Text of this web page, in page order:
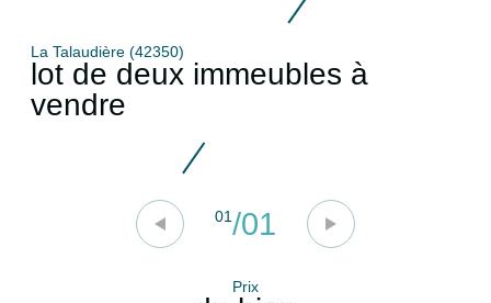
La Talaudière (42350)
lot de deux immeubles à
vendre
01/01
Prix